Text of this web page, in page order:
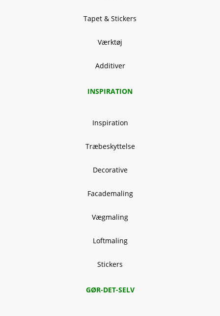
Tapet & Stickers
Værktøj
Additiver
INSPIRATION
Inspiration
Træbeskyttelse
Decorative
Facademaling
Vægmaling
Loftmaling
Stickers
GØR-DET-SELV